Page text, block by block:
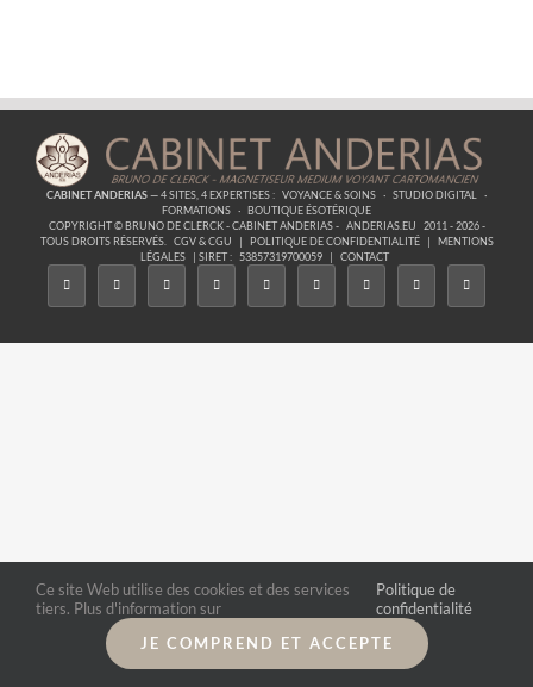
CABINET ANDERIAS— 4 SITES, 4 EXPERTISES : VOYANCE & SOINS · STUDIO DIGITAL
·
FORMATIONS · BOUTIQUE ÉSOTÉRIQUE
COPYRIGHT © BRUNO DE CLERCK - CABINET ANDERIAS - ANDERIAS.EU
2011 - 2026 -
TOUS DROITS RÉSERVÉS.
CGV & CGU | POLITIQUE DE CONFIDENTIALITÉ |
MENTIONS
LÉGALES
| SIRET : 53857319700059 | CONTACT
Ce site Web utilise des cookies et des services
tiers. Plus d'information sur
Politique de
confidentialité
JE COMPREND ET ACCEPTE